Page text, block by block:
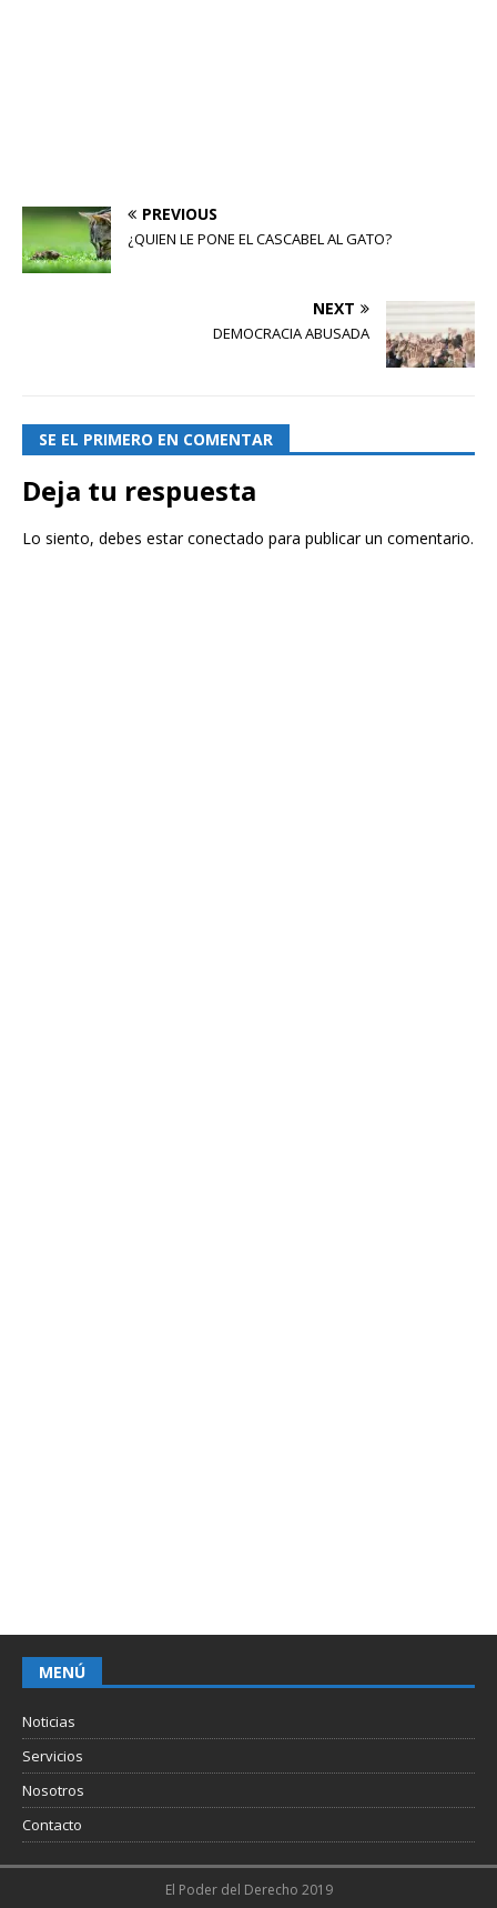
PREVIOUS
¿QUIEN LE PONE EL CASCABEL AL GATO?
NEXT
DEMOCRACIA ABUSADA
SE EL PRIMERO EN COMENTAR
Deja tu respuesta
Lo siento, debes estarconectado para publicar un comentario.
MENÚ
Noticias
Servicios
Nosotros
Contacto
El Poder del Derecho 2019